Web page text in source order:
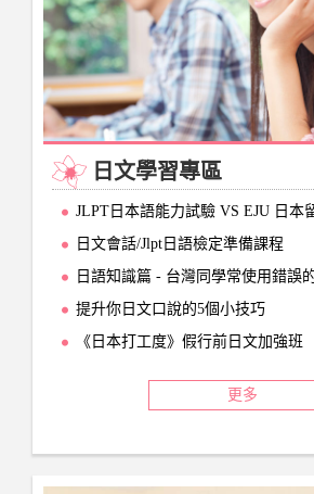
日文學習專區
JLPT日本語能力試驗 VS EJU 日本
日文會話/Jlpt日語檢定準備課程
日語知識篇 - 台灣同學常使用錯誤
提升你日文口說的5個小技巧
《日本打工度》假行前日文加強班
更多